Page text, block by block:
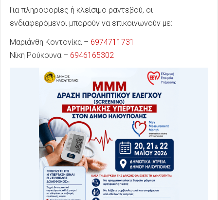
Για πληροφορίες ή κλείσιμο ραντεβού, οι
ενδιαφερόμενοι μπορούν να επικοινωνούν με:
Μαριάνθη Κοντονίκα – 6974711731
Νίκη Ρούκουνα – 6946165302